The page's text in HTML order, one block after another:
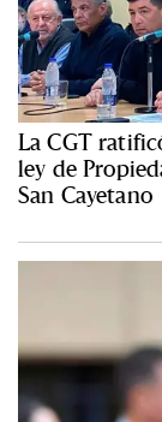
La CGT
ley de
San Cayetano